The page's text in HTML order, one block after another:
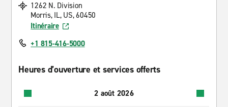
1262 N. Division
Morris, IL, US, 60450
Itinéraire
+1 815-416-5000
Heures d’ouverture et services offerts
2 août 2026